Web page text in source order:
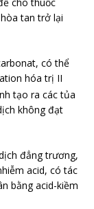
cho thuốc
hòa tan trở lại
có thể
hóa trị II
tạo ra các tủa
không đạt
đẳng trương,
acid, có tác
bằng acid-kiềm